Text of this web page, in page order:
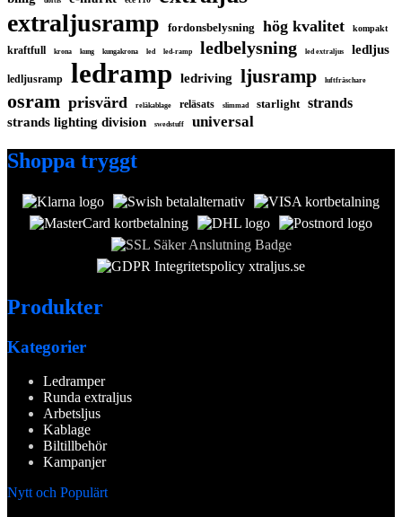
extraljusramp fordonsbelysning hög kvalitet kompakt
kraftfull krona kung kungakrona led led-ramp ledbelysning led extraljus ledljus
ledljusramp ledramp ledriving ljusramp luftfräschare
osram prisvärd reläkablage reläsats slimmad starlight strands
strands lighting division swedstuff universal
Shoppa tryggt
Produkter
Kategorier
Ledramper
Runda extraljus
Arbetsljus
Kablage
Biltillbehör
Kampanjer
Nytt och Populärt